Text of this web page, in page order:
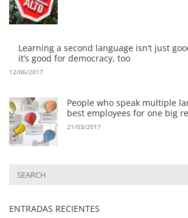
Learning a second language isn’t just
it’s good for democracy, too
12/06/2017
People who speak multiple
best employees for one big
21/03/2017
ENTRADAS RECIENTES